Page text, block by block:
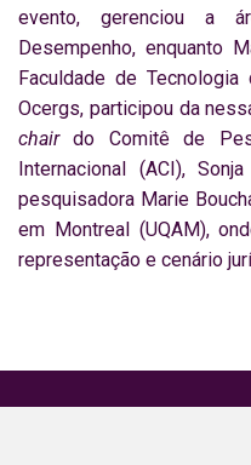
evento, gerenciou a
Desempenho, enquanto
Faculdade de
Ocergs, participou da
chairdo Comitê de
Internacional (ACI),
pesquisadora Marie
em Montreal (UQAM),
representação e cenário